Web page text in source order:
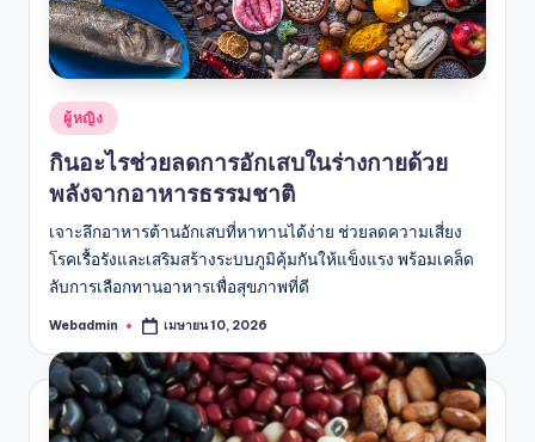
Posted
in
ผู้หญิง
กินอะไรช่วยลดการอักเสบในร่างกายด้วย
พลังจากอาหารธรรมชาติ
เจาะลึกอาหารต้านอักเสบที่หาทานได้ง่าย ช่วยลดความเสี่ยง
โรคเรื้อรังและเสริมสร้างระบบภูมิคุ้มกันให้แข็งแรง พร้อมเคล็ด
ลับการเลือกทานอาหารเพื่อสุขภาพที่ดี
Posted
Webadmin เมษายน 10, 2026